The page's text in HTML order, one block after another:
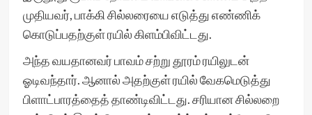
முதியவர், பாக்கி சில்லரையை எடுத்து எண்ணிக்
கொடுப்பதற்குள் ரயில் கிளம்பிவிட்டது.
அந்த வயதானவர் பாவம் சற்று தூரம் ரயிலுடன்
ஓடிவந்தார். ஆனால் அதற்குள் ரயில் வேகமெடுத்து
பிளாட்பாரத்தைத் தாண்டிவிட்டது. சரியான சில்லறை